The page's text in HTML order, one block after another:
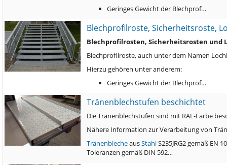
Geringes Gewicht der Blechprof…
Blechprofilroste, Sicherheitsroste,
Blechprofilrosten, Sicherheitsrosten und
Blechprofilroste, auch unter dem Namen
Hierzu gehören unter anderem:
Geringes Gewicht der Blechprof…
Tränenblechstufen beschichtet
Die Tränenblechstufen sind mit RAL-Farbe
Nähere Information zur Verarbeitung von
TränenblecheausStahlS235JRG2 gemäß EN
Toleranzen gemäß DIN 592…